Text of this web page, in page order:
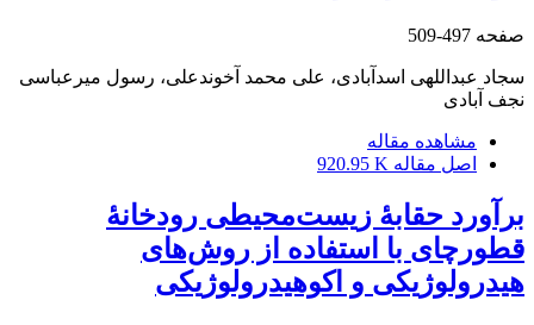
صفحه 497-509
سجاد عبداللهی اسدآبادی، علی محمد آخوندعلی، رسول میرعباسی
نجف آبادی
مشاهده مقاله
اصل مقاله 920.95 K
برآورد حقابۀ زیست‌محیطی رودخانۀ
قطورچای با استفاده از روش‌های
هیدرولوژیکی و اکوهیدرولوژیکی